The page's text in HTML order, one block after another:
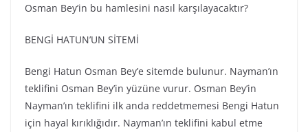
Osman Bey’in bu hamlesini nasıl karşılayacaktır?
BENGİ HATUN’UN SİTEMİ
Bengi Hatun Osman Bey’e sitemde bulunur. Nayman’ın
teklifini Osman Bey’in yüzüne vurur. Osman Bey’in
Nayman’ın teklifini ilk anda reddetmemesi Bengi Hatun
için hayal kırıklığıdır. Nayman’ın teklifini kabul etme